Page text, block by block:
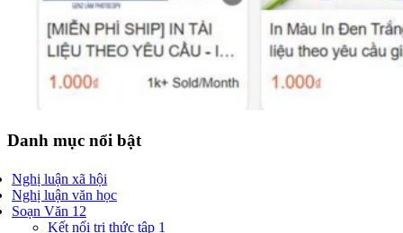
Danh mục nổi bật
Nghị luận xã hội
Nghị luận văn học
Soạn Văn 12
Kết nối tri thức tập 1